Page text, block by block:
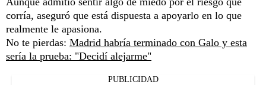
corría, aseguró que está dispuesta a apoyarlo en lo que
realmente le apasiona.
No te pierdas: Madrid habría terminado con Galo y esta
sería la prueba: "Decidí alejarme"
PUBLICIDAD